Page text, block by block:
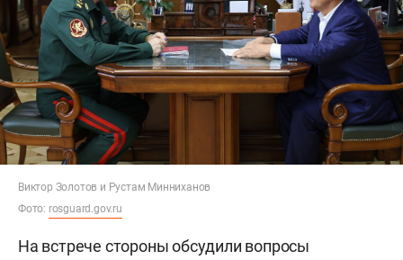
Виктор Золотов и Рустам Минниханов
Фото: rosguard.gov.ru
На встрече стороны обсудили вопросы